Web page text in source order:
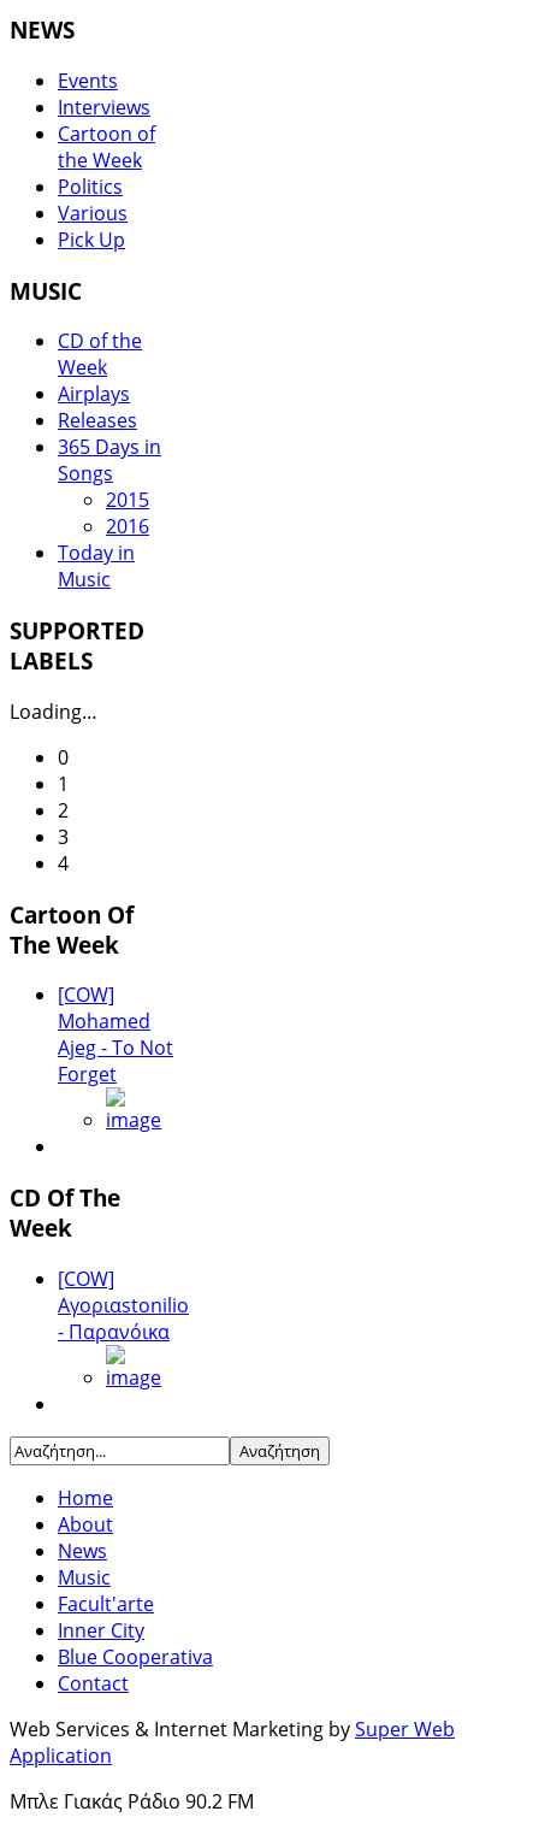
NEWS
Events
Interviews
Cartoon of
the Week
Politics
Various
Pick Up
MUSIC
CD of the
Week
Airplays
Releases
365 Days in
Songs
2015
2016
Today in
Music
SUPPORTED
LABELS
Loading…
0
1
2
3
4
Cartoon Of
The Week
[COW]
Mohamed
Ajeg - To Not
Forget
CD Of The
Week
[COW]
Αγοριαstonilio
- Παρανόικα
Home
About
News
Music
Facult'arte
Inner City
Blue Cooperativa
Contact
Web Services & Internet Marketing bySuper Web
Application
Μπλε Γιακάς Ράδιο 90.2 FM